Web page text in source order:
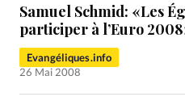
Samuel Schmid: «Les
participer à l’Euro
Evangéliques.info
26 Mai 2008